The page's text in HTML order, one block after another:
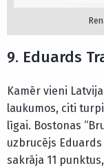
9. Eduards
Kamēr vieni
laukumos, citi
līgai. Bostonas
uzbrucējs
sakrāja 11